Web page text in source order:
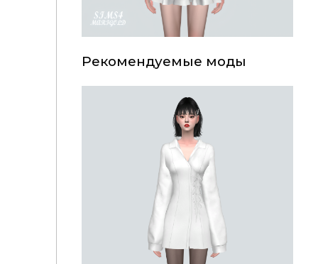
Рекомендуемые моды